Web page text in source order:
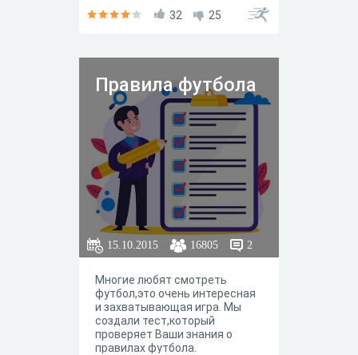
32 25
Правила футбола
15.10.2015 16805 2
Многие любят смотреть
футбол,это очень интересная
и захватывающая игра. Мы
создали тест,который
проверяет Ваши знания о
правилах футбола.